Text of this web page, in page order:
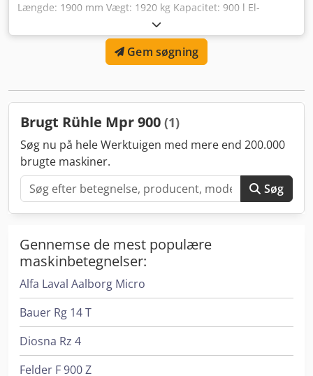
Længde: 1900 mm Vægt: 1920 kg Kapacitet: 900 l El-
tilslutning: 400V 50Hz 3N Samlet effekt: 11,9 kW
Hovedmateriale: rustfrit, syrefast stål Cedpjtpbwgjfx Ab
Hsha Omdrejningstal regulering: trinløs regulering af
tromlens omdrejningstal Masseringsmaskine med
konstruktion Påfyldning: påfyldning integreret med
Gem søgning
Brugt Rühle Mpr 900 (1)
Søg nu på hele Werktuigen med mere end 200.000
brugte maskiner.
Søg
Gennemse de mest populære
maskinbetegnelser:
Alfa Laval Aalborg Micro
Bauer Rg 14 T
Diosna Rz 4
Felder F 900 Z